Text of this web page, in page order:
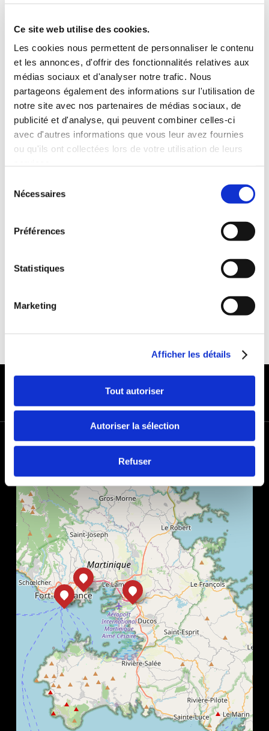
Ce site web utilise des cookies.
Les cookies nous permettent de personnaliser le contenu
et les annonces, d'offrir des fonctionnalités relatives aux
médias sociaux et d'analyser notre trafic. Nous
partageons également des informations sur l'utilisation de
notre site avec nos partenaires de médias sociaux, de
publicité et d'analyse, qui peuvent combiner celles-ci
avec d'autres informations que vous leur avez fournies
ou qu'ils ont collectées lors de votre utilisation de leurs
Nécessaires
Préférences
Statistiques
Marketing
Afficher les détails
Tout autoriser
Autoriser la sélection
Refuser
INCLUS À LA LOCATION
Killométrage illimité
Assurance tous risques (hors franchise)
Carburant : plein à rendre plein
CONDITIONS DE LOCATION
Age minimum :20 ans
ASSURANCE
Franchise :1500 €
MODES DE PAIEMENT
+